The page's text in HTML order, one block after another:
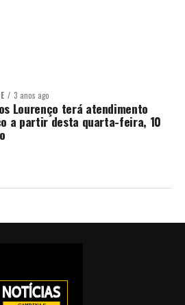
3 anos ago
Lourenço terá atendimento
a partir desta quarta-feira, 10